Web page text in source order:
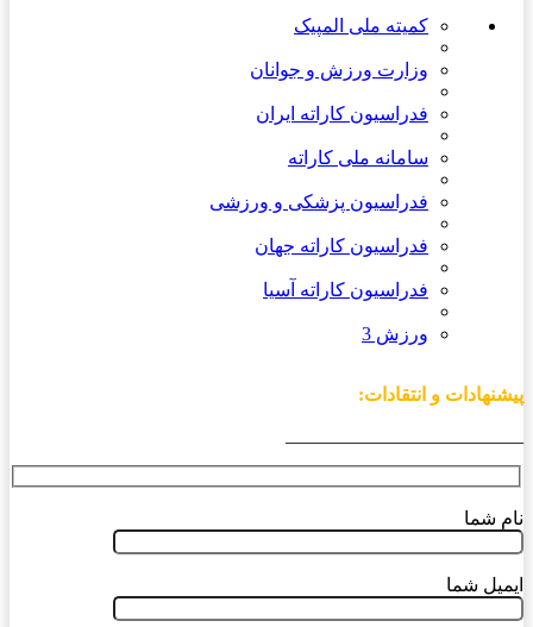
کمیته ملی المپیک
وزارت ورزش و جوانان
فدراسیون کاراته ایران
سامانه ملی کاراته
فدراسیون پزشکی و ورزشی
فدراسیون کاراته جهان
فدراسیون کاراته آسیا
ورزش 3
پیشنهادات و انتقادات:
نام شما
ایمیل شما